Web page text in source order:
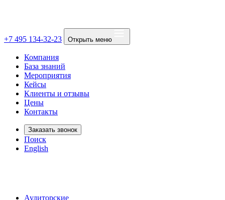
+7 495 134-32-23 Открыть меню
Компания
База знаний
Мероприятия
Кейсы
Клиенты и отзывы
Цены
Контакты
Заказать звонок
Поиск
English
Аудиторские